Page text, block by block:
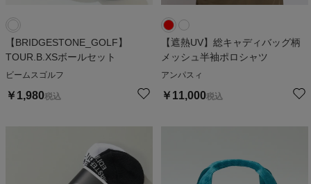
【BRIDGESTONE_GOLF】
TOUR.B.XSボールセット
ビームスゴルフ
￥ 1,980税込
【遮熱UV】総キャディバッグ柄
メッシュ半袖ポロシャツ
アンパスィ
￥ 11,000税込